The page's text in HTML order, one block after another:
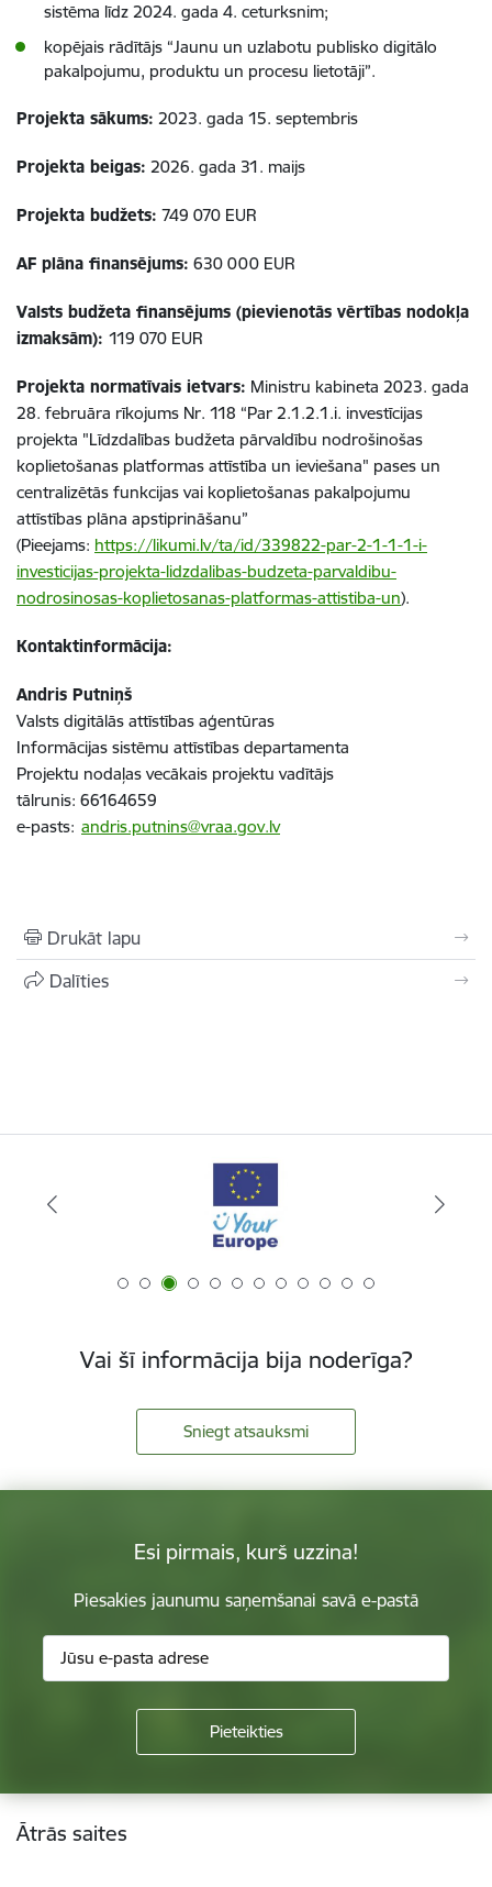
sistēma līdz 2024. gada 4. ceturksnim;
kopējais rādītājs “Jaunu un uzlabotu publisko digitālo
pakalpojumu, produktu un procesu lietotāji”.
Projekta sākums: 2023. gada 15. septembris
Projekta beigas: 2026. gada 31. maijs
Projekta budžets: 749 070 EUR
AF plāna finansējums: 630 000 EUR
Valsts budžeta finansējums (pievienotās vērtības nodokļa
izmaksām): 119 070 EUR
Projekta normatīvais ietvars: Ministru kabineta 2023. gada
28. februāra rīkojums Nr. 118 “Par 2.1.2.1.i. investīcijas
projekta "Līdzdalības budžeta pārvaldību nodrošinošas
koplietošanas platformas attīstība un ieviešana" pases un
centralizētās funkcijas vai koplietošanas pakalpojumu
attīstības plāna apstiprināšanu”
(Pieejams: https://likumi.lv/ta/id/339822-par-2-1-1-1-i-
investicijas-projekta-lidzdalibas-budzeta-parvaldibu-
nodrosinosas-koplietosanas-platformas-attistiba-un).
Kontaktinformācija:
Andris Putniņš
Valsts digitālās attīstības aģentūras
Informācijas sistēmu attīstības departamenta
Projektu nodaļas vecākais projektu vadītājs
tālrunis: 66164659
e-pasts: andris.putnins@vraa.gov.lv
Drukāt lapu
Dalīties
Vai šī informācija bija noderīga?
Sniegt atsauksmi
Esi pirmais, kurš uzzina!
Piesakies jaunumu saņemšanai savā e-pastā
Kājene
Ātrās saites